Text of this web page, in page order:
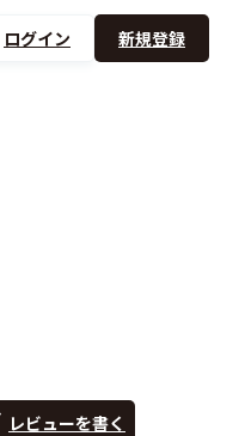
ログイン 新規登録
レビューを書く